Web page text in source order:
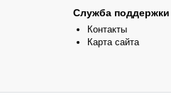
Служба поддержки
Контакты
Карта сайта